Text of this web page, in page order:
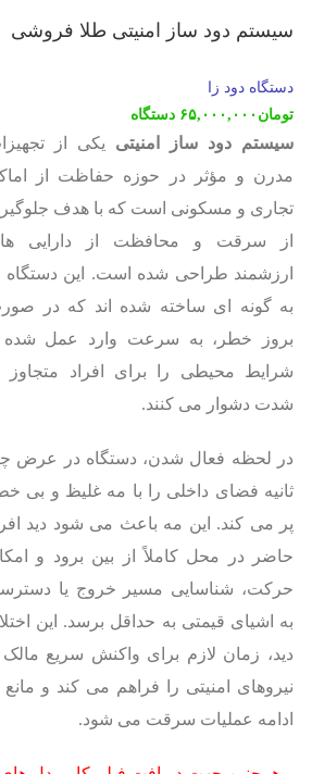
سیستم دود ساز امنیتی طلا فروشی
دستگاه دود زا
تومان ۶۵,۰۰۰,۰۰۰ دستگاه
سیستم دود ساز امنیتی یکی از
مدرن و مؤثر در حوزه حفاظت از
تجاری و مسکونی است که با هدف
از سرقت و محافظت از دارایی
ارزشمند طراحی شده است. این دستگاه
به گونه ای ساخته شده اند که در
بروز خطر، به سرعت وارد عمل
شرایط محیطی را برای افراد متجاوز
شدت دشوار می کنند.
در لحظه فعال شدن، دستگاه در عرض
ثانیه فضای داخلی را با مه غلیظ و بی
پر می کند. این مه باعث می شود دید
حاضر در محل کاملاً از بین برود و
حرکت، شناسایی مسیر خروج یا
به اشیای قیمتی به حداقل برسد. این
دید، زمان لازم برای واکنش سریع مالک
نیروهای امنیتی را فراهم می کند و مانع
ادامه عملیات سرقت می شود.